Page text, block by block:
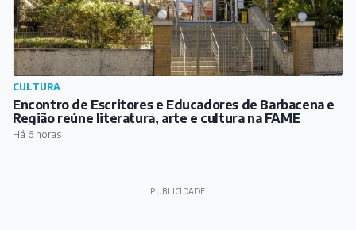
CULTURA
Encontro de Escritores e Educadores de Barbacena e
Região reúne literatura, arte e cultura na FAME
Há 6 horas
PUBLICIDADE